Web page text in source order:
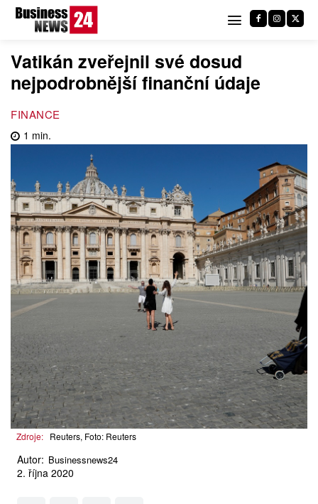
Vatikán zveřejnil své dosud
nejpodrobnější finanční údaje
FINANCE
1 min.
Zdroje: Reuters, Foto: Reuters
Autor: Businessnews24
2. října 2020